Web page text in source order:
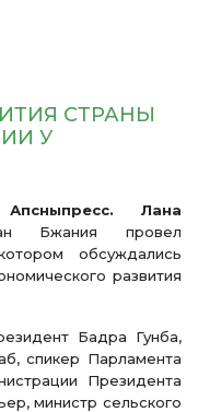
СТРАНЫ
У
Лана
Бжания провел
обсуждались
развития
Бадра Гунба,
спикер Парламента
Президента
министр сельского